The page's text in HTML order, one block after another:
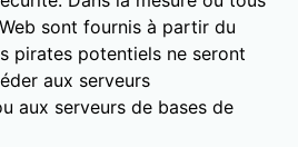
sont fournis à partir du
pirates potentiels ne seront
aux serveurs
aux serveurs de bases de